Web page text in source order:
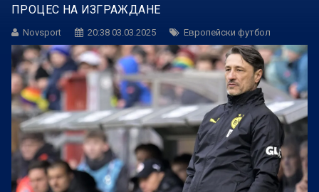
ПРОЦЕС НА ИЗГРАЖДАНЕ
Novsport 20:38 03.03.2025 Европейски футбол